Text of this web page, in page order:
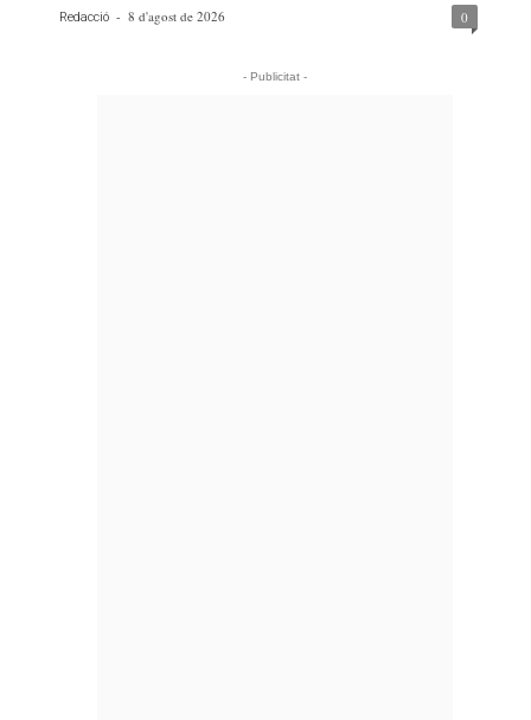
Redacció - 8 d'agost de 2026 0
- Publicitat -